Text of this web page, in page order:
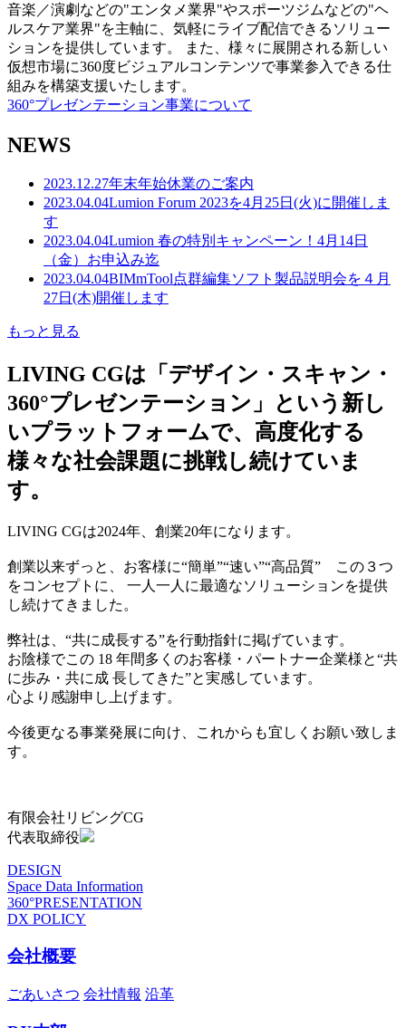
音楽／演劇などの"エンタメ業界"やスポーツジムなどの"ヘ
ルスケア業界"を主軸に、気軽にライブ配信できるソリュー
ションを提供しています。 また、様々に展開される新しい
仮想市場に360度ビジュアルコンテンツで事業参入できる仕
組みを構築支援いたします。
360°プレゼンテーション事業について
NEWS
2023.12.27年末年始休業のご案内
2023.04.04Lumion Forum 2023を4月25日(火)に開催しま
す
2023.04.04Lumion 春の特別キャンペーン！4月14日
（金）お申込み迄
2023.04.04BIMmTool点群編集ソフト製品説明会を４月
27日(木)開催します
もっと見る
LIVING CGは「デザイン・スキャン・
360°プレゼンテーション」という新し
いプラットフォームで、高度化する
様々な社会課題に挑戦し続けていま
す。
LIVING CGは2024年、創業20年になります。
創業以来ずっと、お客様に“簡単”“速い”“高品質” この３つ
をコンセプトに、 一人一人に最適なソリューションを提供
し続けてきました。
弊社は、“共に成長する”を行動指針に掲げています。
お陰様でこの 18 年間多くのお客様・パートナー企業様と“共
に歩み・共に成 長してきた”と実感しています。
心より感謝申し上げます。
今後更なる事業発展に向け、これからも宜しくお願い致しま
す。
有限会社リビングCG
代表取締役
DESIGN
Space Data Information
360°PRESENTATION
DX POLICY
会社概要
ごあいさつ 会社情報 沿革